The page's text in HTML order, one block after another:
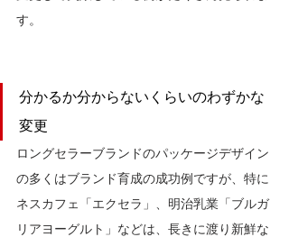
す。
分かるか分からないくらいのわずかな
変更
ロングセラーブランドのパッケージデザイン
の多くはブランド育成の成功例ですが、特に
ネスカフェ「エクセラ」、明治乳業「ブルガ
リアヨーグルト」などは、長きに渡り新鮮な